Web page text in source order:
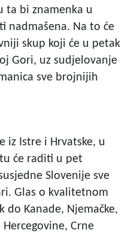
ta bi znamenka u
nadmašena. Na to će
skup koji će u petak
Gori, uz sudjelovanje
sve brojnijih
iz Istre i Hrvatske, u
će raditi u pet
Slovenije sve
Glas o kvalitetnom
do Kanade, Njemačke,
Crne